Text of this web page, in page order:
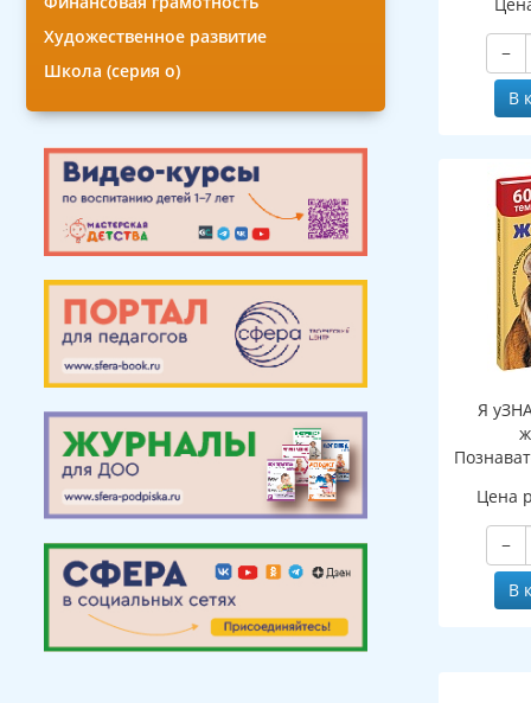
Художественное развитие
Школа (серия о)
−
В
Я
Цена
−
В